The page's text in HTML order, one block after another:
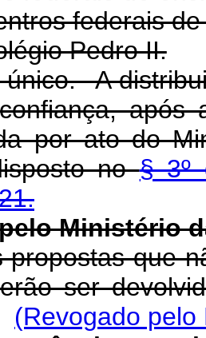
federais
Pedro II.
único. A
por ato do
no§ 3º
Ministério
que
ser
(Revogado pelo